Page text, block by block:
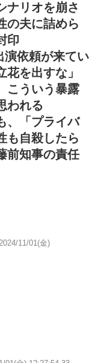
ナリオを崩さ
の夫に詰めら
印
演依頼が来てい
を出すな」
こういう暴露
われる
、「プライバ
も自殺したら
前知事の責任
11/01(金)